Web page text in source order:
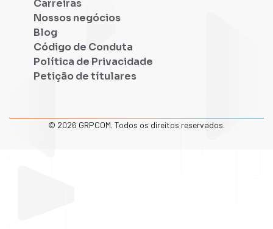
Carreiras
Nossos negócios
Blog
Código de Conduta
Política de Privacidade
Petição de títulares
© 2026 GRPCOM. Todos os direitos reservados.